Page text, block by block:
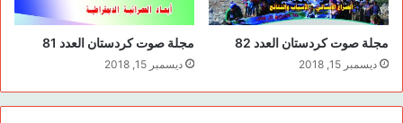
مجلة صوت كردستان العدد 82
ديسمبر 15, 2018
مجلة صوت كردستان العدد 81
ديسمبر 15, 2018